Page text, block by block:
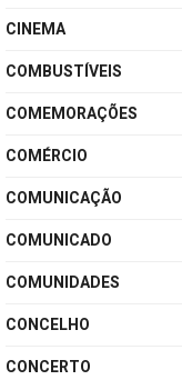
CINEMA
COMBUSTÍVEIS
COMEMORAÇÕES
COMÉRCIO
COMUNICAÇÃO
COMUNICADO
COMUNIDADES
CONCELHO
CONCERTO